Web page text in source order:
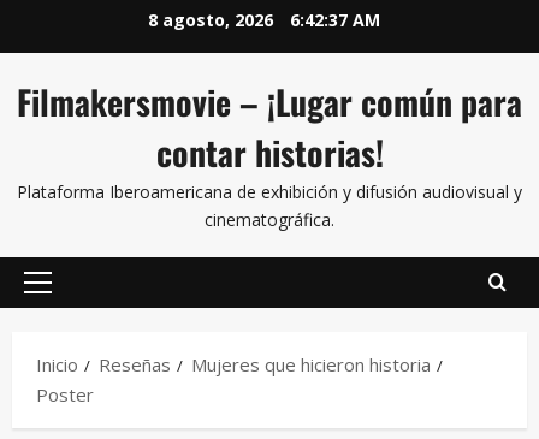
8 agosto, 2026 6:42:38 AM
Filmakersmovie – ¡Lugar común para
contar historias!
Plataforma Iberoamericana de exhibición y difusión audiovisual y
cinematográfica.
Inicio Reseñas
Mujeres que hicieron historia
Poster